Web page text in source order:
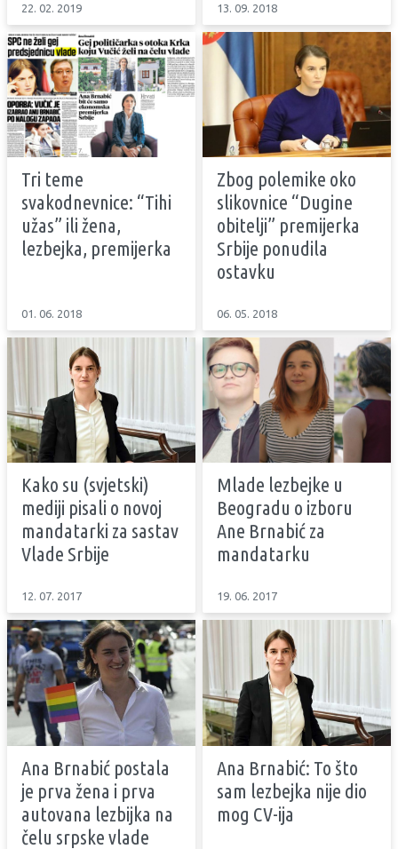
22. 02. 2019 13. 09. 2018
Tri teme
svakodnevnice: “Tihi
užas” ili žena,
lezbejka, premijerka
01. 06. 2018
Zbog polemike oko
slikovnice “Dugine
obitelji” premijerka
Srbije ponudila
ostavku
06. 05. 2018
Kako su (svjetski)
mediji pisali o novoj
mandatarki za sastav
Vlade Srbije
12. 07. 2017
Mlade lezbejke u
Beogradu o izboru
Ane Brnabić za
mandatarku
19. 06. 2017
Ana Brnabić postala
je prva žena i prva
autovana lezbijka na
čelu srpske vlade
Ana Brnabić: To što
sam lezbejka nije dio
mog CV-ija